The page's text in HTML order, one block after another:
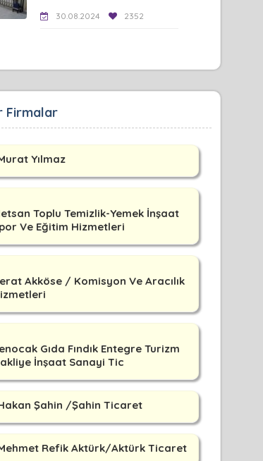
30.08.2024 2352
Firmalar
Yılmaz
Toplu Temizlik-Yemek İnşaat
Ve Eğitim Hizmetleri
Akköse / Komisyon Ve Aracılık
Gıda Fındık Entegre Turizm
İnşaat Sanayi Tic
Şahin /Şahin Ticaret
Refik Aktürk/Aktürk Ticaret